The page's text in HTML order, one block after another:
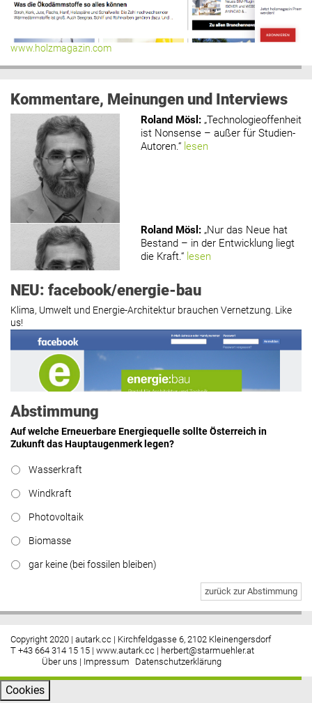
www.holzmagazin.com
Kommentare, Meinungen und Interviews
Roland Mösl : „Technologieoffenheit
ist Nonsense – außer für Studien-
Autoren.“ lesen
Roland Mösl : „Nur das Neue hat
Bestand – in der Entwicklung liegt
die Kraft.“ lesen
Roland Mösl: „Man wollte wohl
Kasse machen statt neue Produkte
erfinden.“ lesen
Hier geht’s zu allen Kommentaren
NEU: facebook/energie-bau
Klima, Umwelt und Energie-Architektur brauchen Vernetzung. Like
us!
Abstimmung
Auf welche Erneuerbare Energiequelle sollte Österreich in
Zukunft das Hauptaugenmerk legen?
Wasserkraft
Windkraft
Photovoltaik
Biomasse
gar keine (bei fossilen bleiben)
zurück zur Abstimmung
Copyright 2020 | autark.cc | Kirchfeldgasse 6, 2102 Kleinengersdorf
T +43 664 314 15 15 | www.autark.cc | herbert@starmuehler.at
Über uns | Impressum Datenschutzerklärung
Cookies